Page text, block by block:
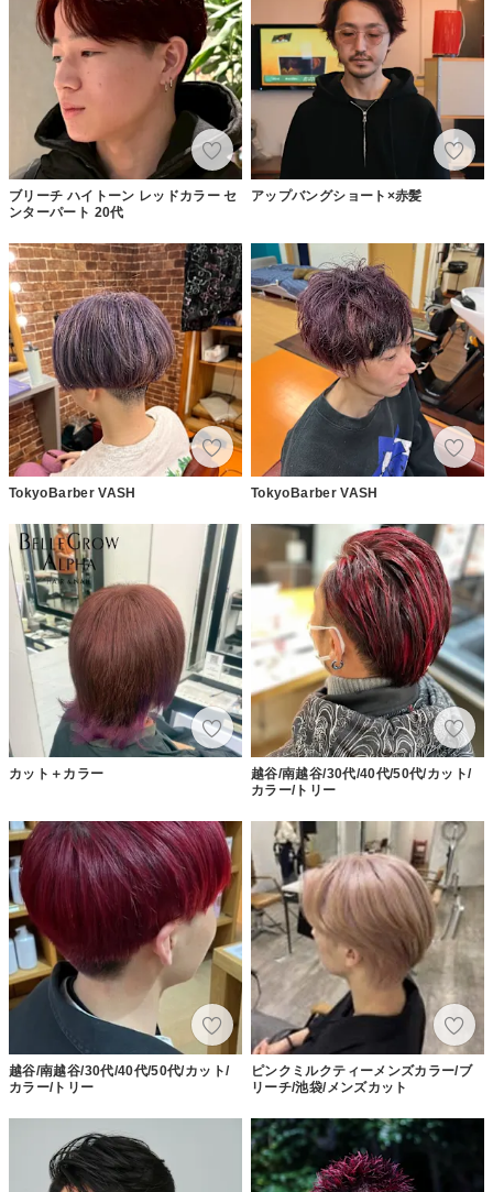
ブリーチ ハイトーン レッドカラー セ
ンターパート 20代
アップバングショート×赤髪
TokyoBarber VASH TokyoBarber VASH
カット＋カラー
越谷/南越谷/30代/40代/50代/カット/
カラー/トリー
越谷/南越谷/30代/40代/50代/カット/
カラー/トリー
ピンクミルクティーメンズカラー/ブ
リーチ/池袋/メンズカット